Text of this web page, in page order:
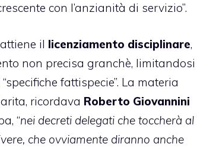
con l’anzianità di servizio”.
il licenziamento disciplinare,
non precisa granchè, limitandosi
fattispecie”. La materia
ricordava Roberto Giovannini
“nei decreti delegati che toccherà al
che ovviamente diranno anche